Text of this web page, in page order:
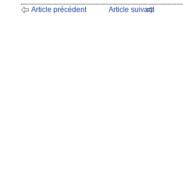
Article précédent Article suivant